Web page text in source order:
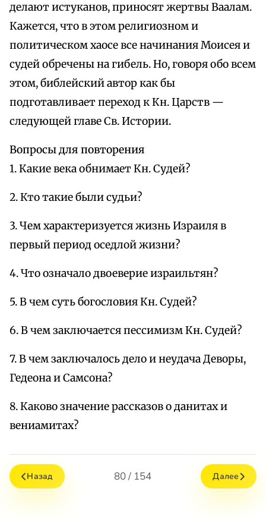
делают истуканов, приносят жертвы Ваалам.
Кажется, что в этом религиозном и
политическом хаосе все начинания Моисея и
судей обречены на гибель. Но, говоря обо всем
этом, библейский автор как бы
подготавливает переход к Кн. Царств —
следующей главе Св. Истории.
Вопросы для повторения
1. Какие века обнимает Кн. Судей?
2. Кто такие были судьи?
3. Чем характеризуется жизнь Израиля в
первый период оседлой жизни?
4. Что означало двоеверие израильтян?
5. В чем суть богословия Кн. Судей?
6. В чем заключается пессимизм Кн. Судей?
7. В чем заключалось дело и неудача Деворы,
Гедеона и Самсона?
8. Каково значение рассказов о данитах и
вениамитах?
Назад 80 / 154 Далее